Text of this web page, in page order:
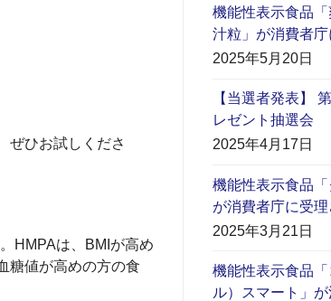
ぜひお試しくださ
HMPAは、BMIが高め
糖値が高めの方の食
機能性表示食品
汁粒」が消費者
2025年5月20日
【当選者発表】
レゼント抽選会
2025年4月17日
機能性表示食品「
が消費者庁に受
2025年3月21日
機能性表示食品
ル）スマート」